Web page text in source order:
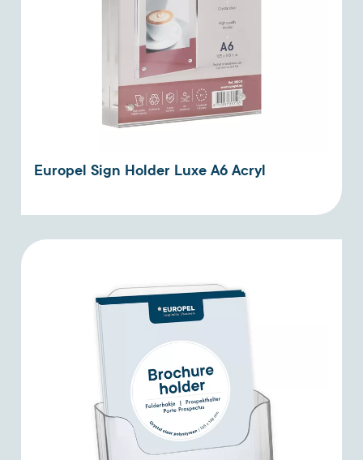
Europel Sign Holder Luxe A6 Acryl